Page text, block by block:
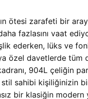
ötesi zarafeti bir
fazlasını vaat
ederken, lüks ve
özel davetlerde
904L çeliğin
sahibi kişiliğinizin
bir klasiğin modern